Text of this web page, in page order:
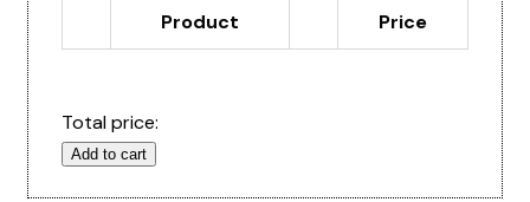
80000 CFA
Product Price
Total price:
Add to cart